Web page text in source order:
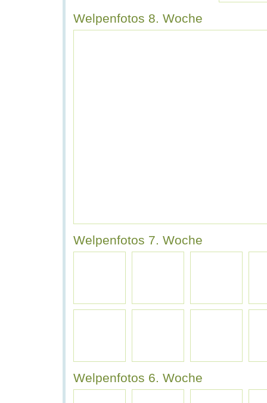
Welpenfotos 8. Woche
Welpenfotos 7. Woche
Welpenfotos 6. Woche